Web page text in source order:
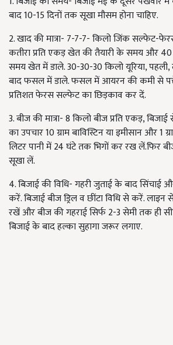
बाद 10-15 दिनों तक सूखा मौसम होना चाहिए.
2. खाद की मात्रा- 7-7-7- किलो जिंक सल्फेट-
कतीरा प्रति एकड़ खेत की तैयारी के समय और 40
समय खेत में डाले. 30-30-30 किलो यूरिया, पहली,
बाद फसल में डाले. फसल में आयरन की कमी से
प्रतिशत फेरस सल्फेट का छिड़काव कर दें.
3. बीज की मात्रा- 8 किलो बीज प्रति एकड़,
का उपचार 10 ग्राम बाविस्टिन या इमीसान और 1
लिटर पानी में 24 घंटे तक भिगों कर रख लें.फिर
सूखा लें.
4. बिजाई की विधि- गहरी जुताई के बाद सिंचाई
करें. बिजाई बीज ड्रिल व छींटा विधि से करें.
रखें और बीज की गहराई सिर्फ 2-3 सेमी तक ही
बिजाई के बाद हल्का सुहागा जरूर लगाए.